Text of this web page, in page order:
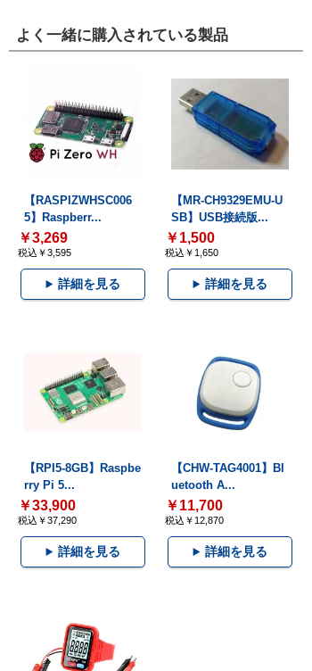
よく一緒に購入されている製品
【RASPIZWHSC006
5】Raspberr...
￥3,269
税込￥3,595
詳細を見る
【MR-CH9329EMU-U
SB】USB接続版...
￥1,500
税込￥1,650
詳細を見る
【RPI5-8GB】Raspbe
rry Pi 5...
￥33,900
税込￥37,290
詳細を見る
【CHW-TAG4001】Bl
uetooth A...
￥11,700
税込￥12,870
詳細を見る